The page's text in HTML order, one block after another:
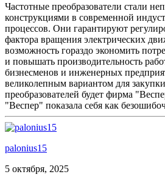
Частотные преобразователи стали
конструкциями в современной
процессов. Они гарантируют
фактора вращения электрических
возможность гораздо экономить
и повышать производительность
бизнесменов и инженерных
великолепным вариантом для
преобразователей будет фирма
"Веспер" показала себя как
palonius15
5 октября, 2025